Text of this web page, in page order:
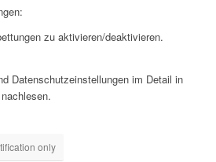
zu aktivieren/deaktivieren.
Datenschutzeinstellungen im Detail in
only